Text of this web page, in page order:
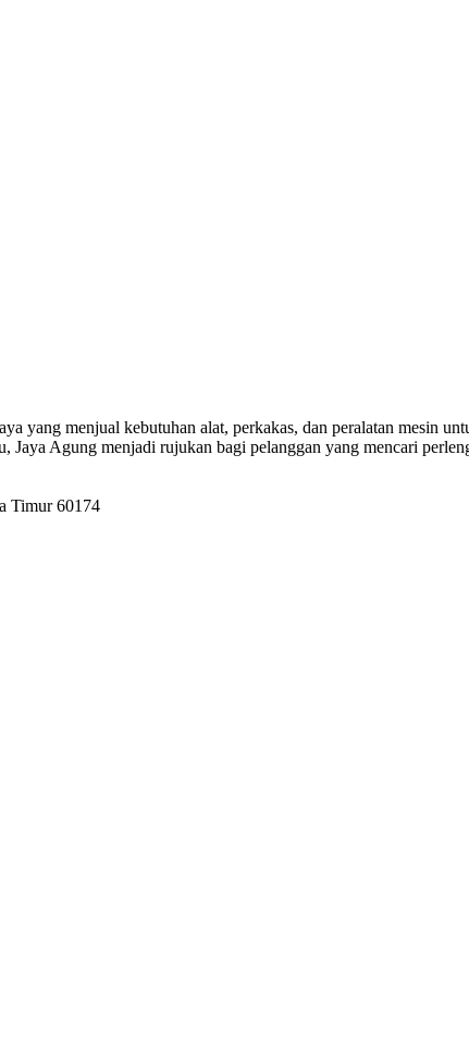
yang menjual kebutuhan alat, perkakas, dan peralatan mesin
Agung menjadi rujukan bagi pelanggan yang mencari
Timur 60174